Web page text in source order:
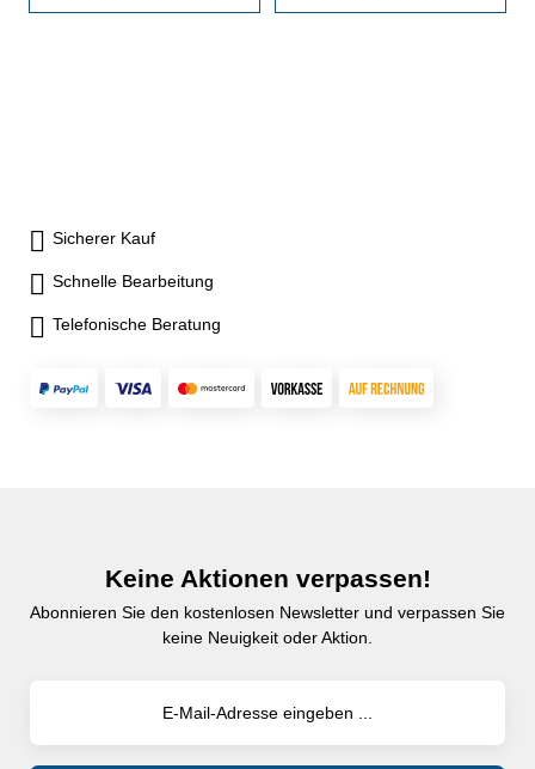
Digital-Anzeige mit ON/OFF-,
Digital-Anzeige mit ON/OFF-,
Sicherer Kauf
Schnelle Bearbeitung
Telefonische Beratung
Keine Aktionen verpassen!
Abonnieren Sie den kostenlosen Newsletter und verpassen Sie
keine Neuigkeit oder Aktion.